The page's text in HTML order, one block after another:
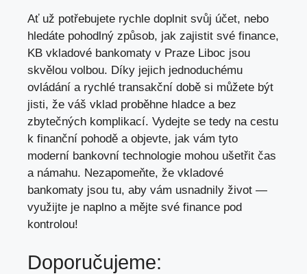
Ať už potřebujete rychle doplnit svůj účet, nebo
hledáte pohodlný způsob, jak zajistit své finance,
KB vkladové bankomaty v Praze Liboc jsou
skvělou volbou. Díky jejich jednoduchému
ovládání a rychlé transakční době si můžete být
jisti, že váš vklad proběhne hladce a bez
zbytečných komplikací. Vydejte se tedy na cestu
k finanční pohodě a objevte, jak vám tyto
moderní bankovní technologie mohou ušetřit čas
a námahu. Nezapomeňte, že vkladové
bankomaty jsou tu, aby vám usnadnily život —
využijte je naplno a mějte své finance pod
kontrolou!
Doporučujeme: